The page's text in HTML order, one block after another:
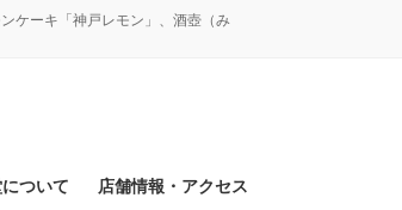
ケーキ「神戸レモン」、酒壺（み
ついて 店舗情報・アクセス